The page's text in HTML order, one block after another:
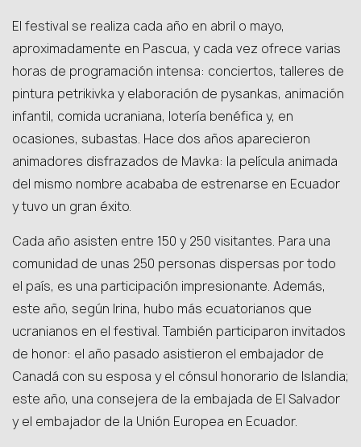
El festival se realiza cada año en abril o mayo,
aproximadamente en Pascua, y cada vez ofrece varias
horas de programación intensa: conciertos, talleres de
pintura petrikivka y elaboración de pysankas, animación
infantil, comida ucraniana, lotería benéfica y, en
ocasiones, subastas. Hace dos años aparecieron
animadores disfrazados de Mavka: la película animada
del mismo nombre acababa de estrenarse en Ecuador
y tuvo un gran éxito.
Cada año asisten entre 150 y 250 visitantes. Para una
comunidad de unas 250 personas dispersas por todo
el país, es una participación impresionante. Además,
este año, según Irina, hubo más ecuatorianos que
ucranianos en el festival. También participaron invitados
de honor: el año pasado asistieron el embajador de
Canadá con su esposa y el cónsul honorario de Islandia;
este año, una consejera de la embajada de El Salvador
y el embajador de la Unión Europea en Ecuador.